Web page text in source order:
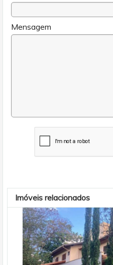
Mensagem
Imóveis relacionados